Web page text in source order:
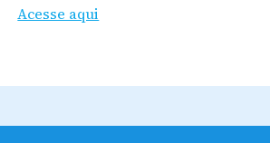
Acesse aqui